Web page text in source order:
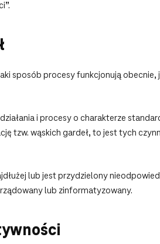
sposób procesy funkcjonują obecnie,
i procesy o charakterze
tzw. wąskich gardeł, to jest tych
lub jest przydzielony
lub zinformatyzowany.